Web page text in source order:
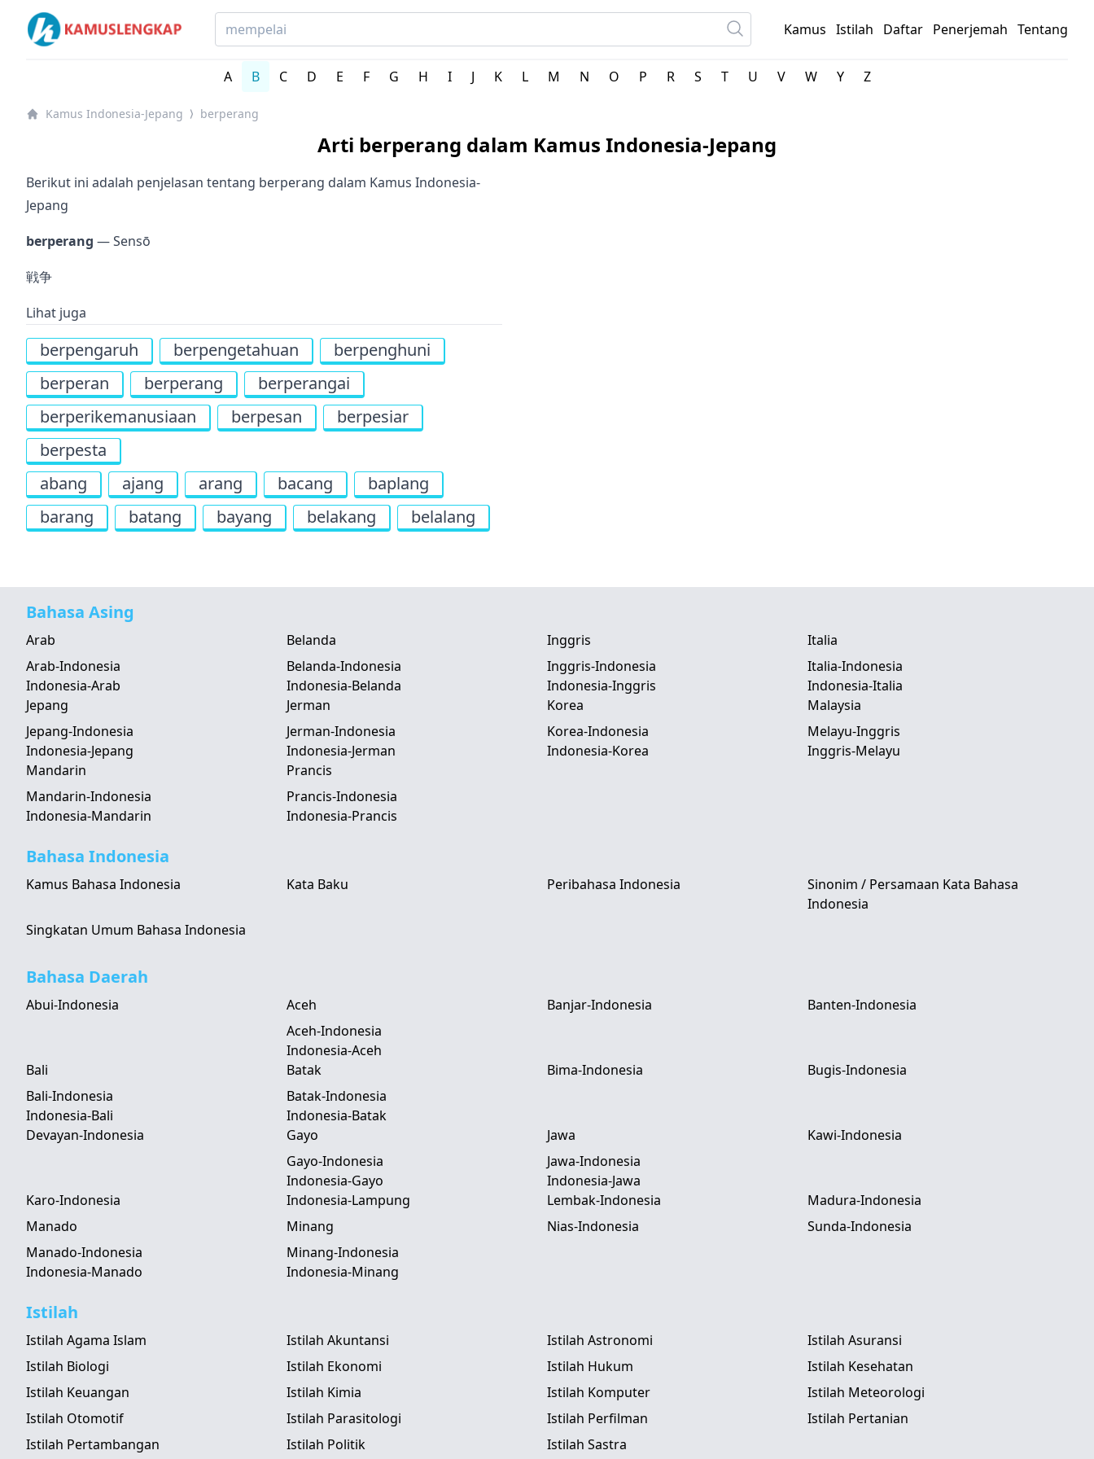
Kamus Lengkap Indonesia-Jepang - Kamus Bahasa Jepang
Kamus Istilah Daftar Penerjemah Tentang
A B C D E F G H I J K L M N O P R S T U V W Y Z
Kamus Indonesia-Jepang ⟩ berperang
Arti berperang dalam Kamus Indonesia-Jepang
Berikut ini adalah penjelasan tentang berperang dalam Kamus Indonesia-
Jepang
berperang — Sensō
戦争
Lihat juga
berpengaruh berpengetahuan
berpenghuni
berperan
berperang
berperangai
berperikemanusiaan
berpesan
berpesiar
berpesta
abang
ajang arang bacang
baplang
barang
batang bayang belakang belalang
Bahasa Asing
Arab
Arab-Indonesia
Indonesia-Arab
Belanda
Belanda-Indonesia
Indonesia-Belanda
Inggris
Inggris-Indonesia
Indonesia-Inggris
Italia
Italia-Indonesia
Indonesia-Italia
Jepang
Jepang-Indonesia
Indonesia-Jepang
Jerman
Jerman-Indonesia
Indonesia-Jerman
Korea
Korea-Indonesia
Indonesia-Korea
Malaysia
Melayu-Inggris
Inggris-Melayu
Mandarin
Mandarin-Indonesia
Indonesia-Mandarin
Prancis
Prancis-Indonesia
Indonesia-Prancis
Bahasa Indonesia
Kamus Bahasa Indonesia Kata Baku Peribahasa Indonesia
Sinonim / Persamaan Kata Bahasa
Indonesia
Singkatan Umum Bahasa Indonesia
Bahasa Daerah
Abui-Indonesia
Aceh
Aceh-Indonesia
Indonesia-Aceh
Banjar-Indonesia Banten-Indonesia
Bali
Bali-Indonesia
Indonesia-Bali
Batak
Batak-Indonesia
Indonesia-Batak
Bima-Indonesia Bugis-Indonesia
Devayan-Indonesia
Gayo
Gayo-Indonesia
Indonesia-Gayo
Jawa
Jawa-Indonesia
Indonesia-Jawa
Kawi-Indonesia
Karo-Indonesia Indonesia-Lampung Lembak-Indonesia
Madura-Indonesia
Manado
Manado-Indonesia
Indonesia-Manado
Minang
Minang-Indonesia
Indonesia-Minang
Nias-Indonesia Sunda-Indonesia
Istilah
Istilah Agama Islam Istilah Akuntansi Istilah Astronomi
Istilah Asuransi
Istilah Biologi
Istilah Ekonomi Istilah Hukum
Istilah Kesehatan
Istilah Keuangan
Istilah Kimia Istilah Komputer
Istilah Meteorologi
Istilah Otomotif
Istilah Parasitologi Istilah Perfilman
Istilah Pertanian
Istilah Pertambangan
Istilah Politik Istilah Sastra